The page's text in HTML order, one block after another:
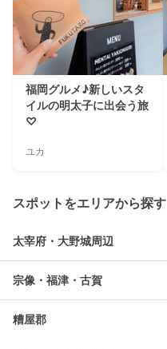
福岡グルメ♪新しいスタ
イルの明太子に出会う旅
♡
ユカ
スポットをエリアから探す
太宰府・大野城周辺
宗像・福津・古賀
糟屋郡